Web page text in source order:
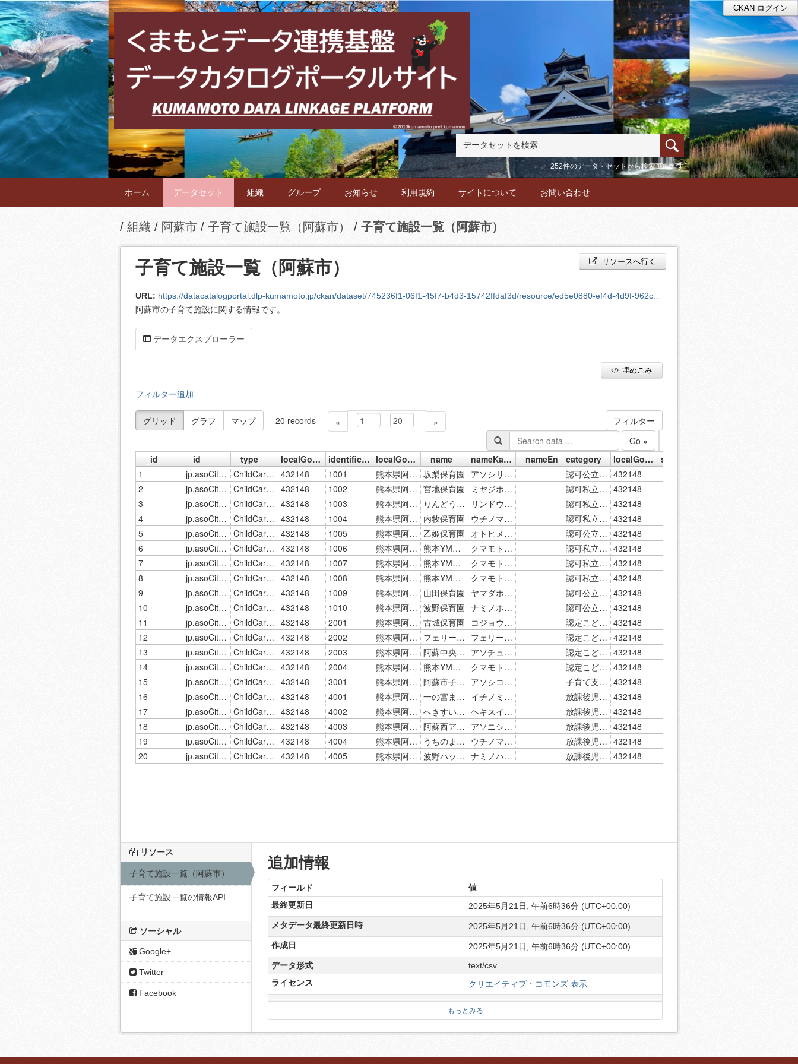
CKAN ログイン
252件のデータ・セットから検索可能です
ホーム データセット 組織 グループ お知らせ 利用規約 サイトについて お問い合わせ
組織 阿蘇市 子育て施設一覧（阿蘇市） 子育て施設一覧（阿蘇市）
リソースへ行く
子育て施設一覧（阿蘇市）
URL: https://datacatalogportal.dlp-kumamoto.jp/ckan/dataset/745236f1-06f1-45f7-b4d3-15742ffdaf3d/resource/ed5e0880-ef4d-4d9f-962c-a905e9b2c921/download/childcarefacility_.csv
阿蘇市の子育て施設に関する情報です。
データエクスプローラー
埋めこみ
フィルター追加
追加情報
フィールド
値
最終更新日
2025年5月21日, 午前6時36分 (UTC+00:00)
メタデータ最終更新日時
2025年5月21日, 午前6時36分 (UTC+00:00)
作成日
2025年5月21日, 午前6時36分 (UTC+00:00)
データ形式
text/csv
ライセンス
クリエイティブ・コモンズ 表示
もっとみる
リソース
子育て施設一覧（阿蘇市）
子育て施設一覧の情報API
ソーシャル
Google+
Twitter
Facebook